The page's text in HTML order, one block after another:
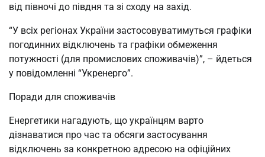
від півночі до півдня та зі сходу на захід.
“У всіх регіонах України застосовуватимуться графіки
погодинних відключень та графіки обмеження
потужності (для промислових споживачів)”, – йдеться
у повідомленні “Укренерго”.
Поради для споживачів
Енергетики нагадують, що українцям варто
дізнаватися про час та обсяги застосування
відключень за конкретною адресою на офіційних